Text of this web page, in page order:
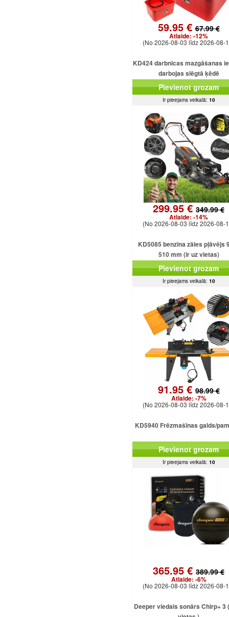
59.95 €67.99 €
Atlaide: -12%
(No 2026-08-03 līdz 2026-08-
KD424 darbnīcas mazgāšanas
darbojas slēgtā ķēdē
Pievienot grozam
Ir pieejams veikalā: 10
299.95 €349.99 €
Atlaide: -14%
(No 2026-08-03 līdz 2026-08-
KD5085 benzīna zāles pļāvējs
510 mm (ir uz vietas)
Pievienot grozam
Ir pieejams veikalā: 10
91.95 €98.99 €
Atlaide: -7%
(No 2026-08-03 līdz 2026-08-
KD5940 Frēzmašīnas galds/
Pievienot grozam
Ir pieejams veikalā: 10
365.95 € 389.99 €
Atlaide: -6%
(No 2026-08-03 līdz 2026-08-
Deeper viedais sonārs Chirp+ 3